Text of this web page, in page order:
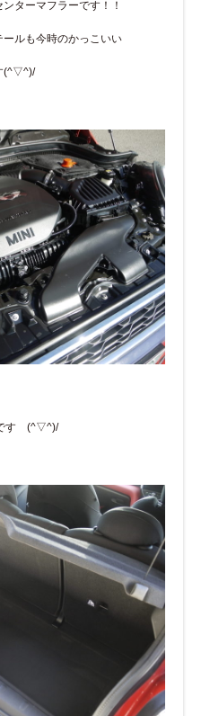
ターマフラーです！！
ルも今時のかっこいい
(^▽^)/
す (^▽^)/